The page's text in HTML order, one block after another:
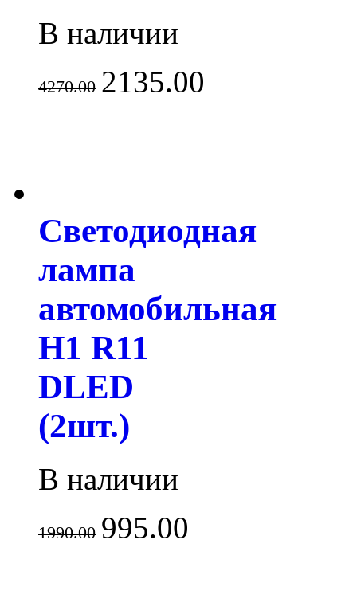
В наличии
4270.00 2135.00
Светодиодная
лампа
автомобильная
H1 R11
DLED
(2шт.)
В наличии
1990.00 995.00